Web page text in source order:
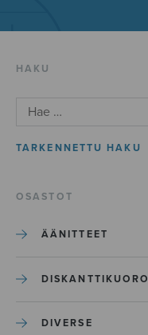
HAKU
TARKENNETTU HAKU
OSASTOT
ÄÄNITTEET
DISKANTTIKUORO
DIVERSE